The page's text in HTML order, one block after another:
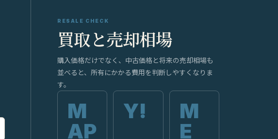
RESALE CHECK
買取と売却相場
購入価格だけでなく、中古価格と将来の売却相場も
並べると、所有にかかる費用を判断しやすくなりま
す。